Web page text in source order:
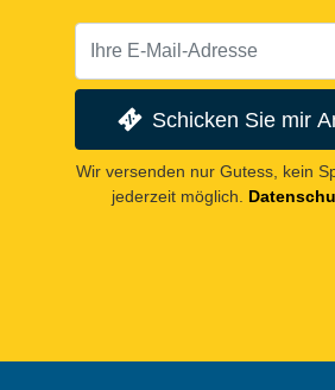
Schicken Sie mir
Wir versenden nur Gutess, kein
jederzeit möglich.